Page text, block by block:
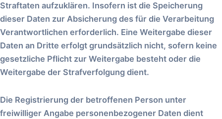
Straftaten aufzuklären. Insofern ist die Speicherung
dieser Daten zur Absicherung des für die Verarbeitung
Verantwortlichen erforderlich. Eine Weitergabe dieser
Daten an Dritte erfolgt grundsätzlich nicht, sofern keine
gesetzliche Pflicht zur Weitergabe besteht oder die
Weitergabe der Strafverfolgung dient.
Die Registrierung der betroffenen Person unter
freiwilliger Angabe personenbezogener Daten dient